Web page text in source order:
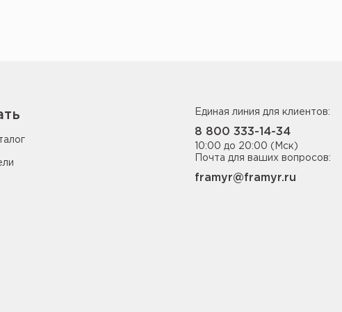
Единая линия для клиентов:
8 800 333-14-34
10:00 до 20:00 (Мск)
Почта для ваших вопросов:
framyr@framyr.ru